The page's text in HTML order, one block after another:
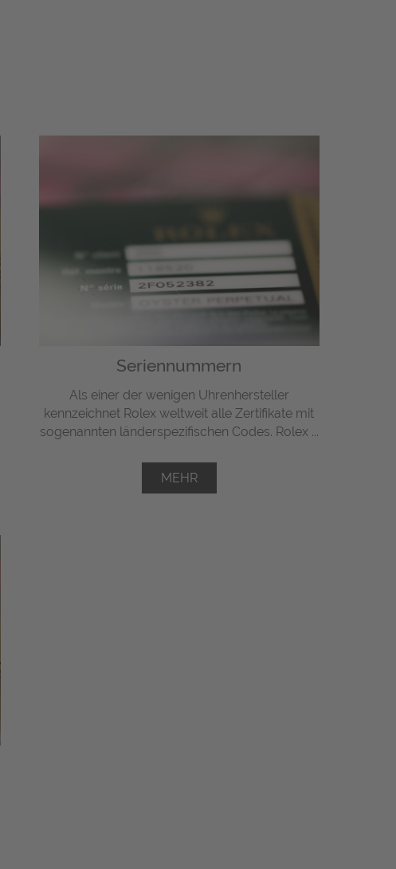
Seriennummern
Als einer der wenigen Uhrenhersteller
kennzeichnet Rolex weltweit alle Zertifikate mit
sogenannten länderspezifischen Codes. Rolex ...
MEHR